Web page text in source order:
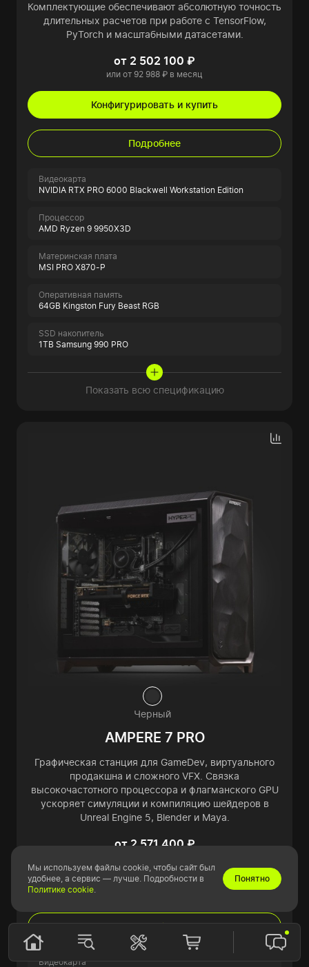
Комплектующие обеспечивают абсолютную точность
длительных расчетов при работе с TensorFlow,
PyTorch и масштабными датасетами.
от 2 502 100 ₽
или от 92 988 ₽ в месяц
Конфигурировать и купить
Подробнее
Видеокарта
NVIDIA RTX PRO 6000 Blackwell Workstation Edition
Процессор
AMD Ryzen 9 9950X3D
Материнская плата
MSI PRO X870-P
Оперативная память
64GB Kingston Fury Beast RGB
SSD накопитель
1TB Samsung 990 PRO
Показать всю спецификацию
Черный
AMPERE 7 PRO
Графическая станция для GameDev, виртуального
продакшна и сложного VFX. Связка
высокочастотного процессора и флагманского GPU
ускоряет симуляции и компиляцию шейдеров в
Unreal Engine 5, Blender и Maya.
от 2 571 400 ₽
Конфигурировать и купить
Подробнее
Видеокарта
Мы используем файлы cookie, чтобы сайт был
удобнее, а сервис — лучше. Подробности в
Политике cookie.
Понятно